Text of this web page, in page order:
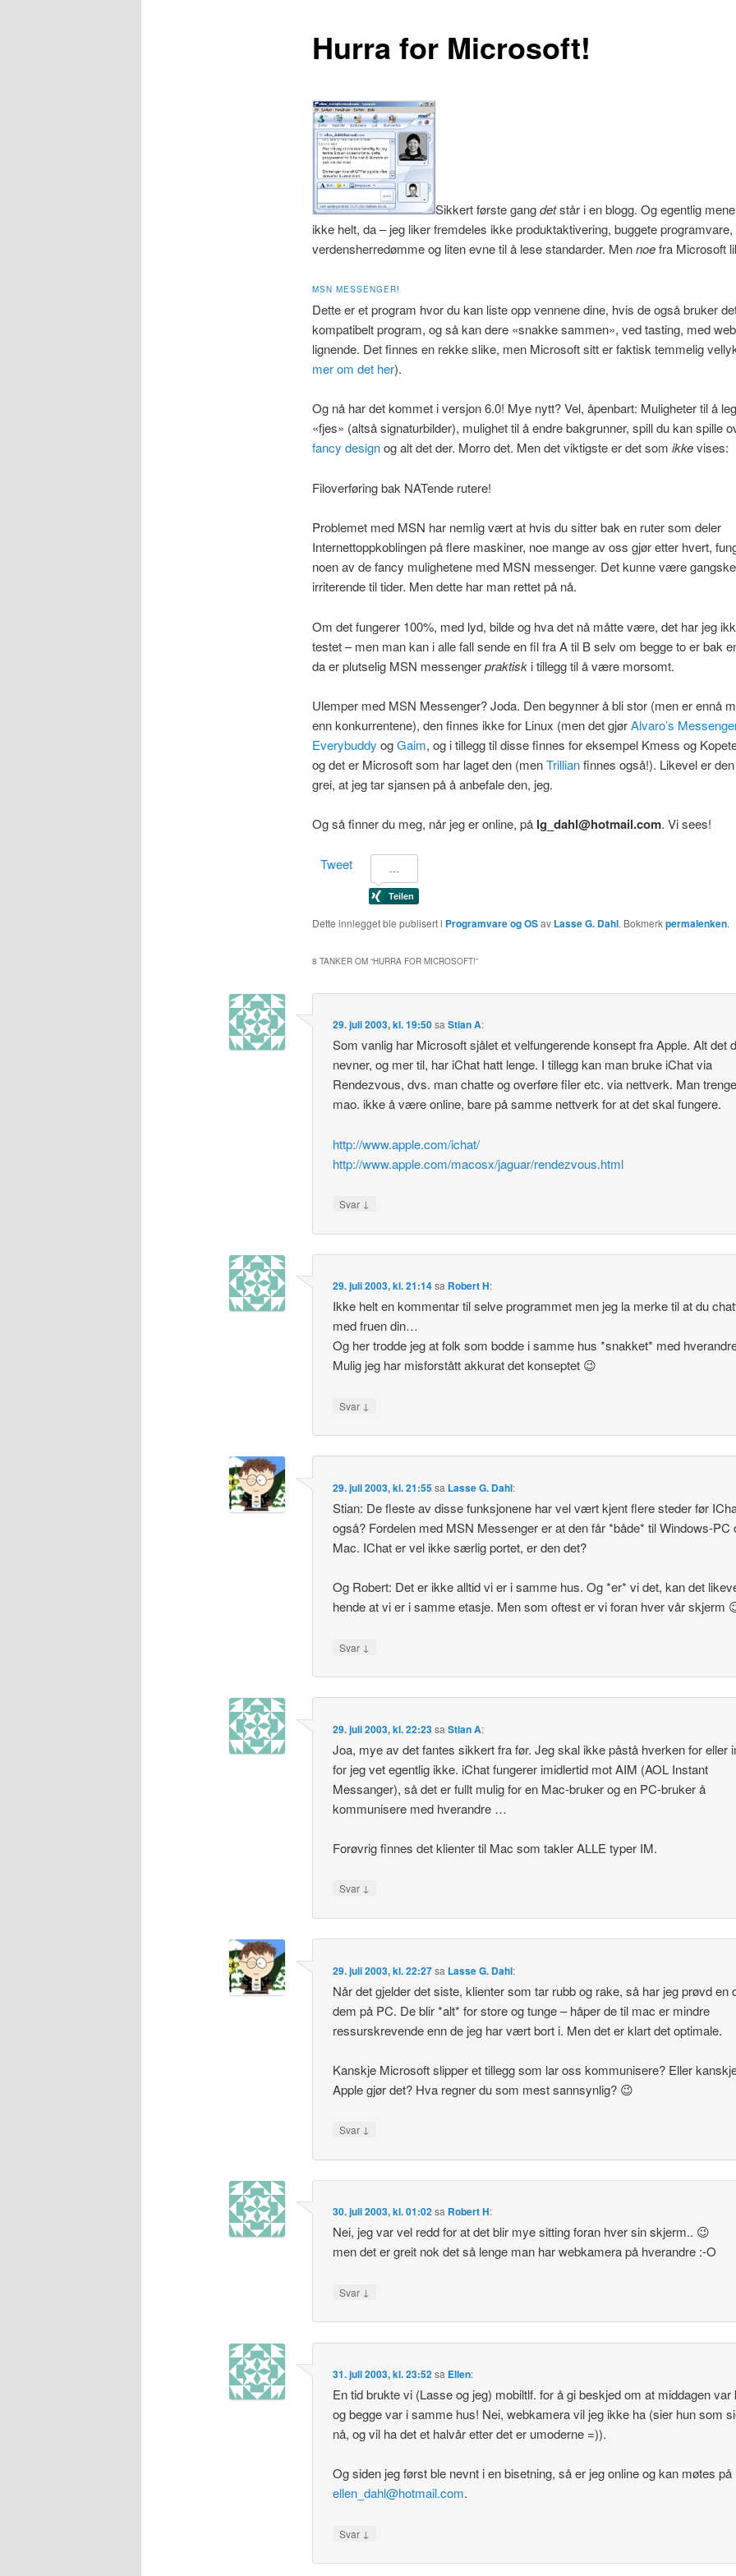
Hurra for Microsoft!
Sikkert første gangdetstår i en blogg. Og egentlig
ikke helt, da – jeg liker fremdeles ikke produktaktivering, buggete programvare,
verdensherredømme og liten evne til å lese standarder. Mennoefra Microsoft
MSN MESSENGER!
Dette er et program hvor du kan liste opp vennene dine, hvis de også bruker
kompatibelt program, og så kan dere «snakke sammen», ved tasting, med
lignende. Det finnes en rekke slike, men Microsoft sitt er faktisk temmelig
mer om det her).
Og nå har det kommet i versjon 6.0! Mye nytt? Vel, åpenbart: Muligheter til å
«fjes» (altså signaturbilder), mulighet til å endre bakgrunner, spill du kan spille
fancy designog alt det der. Morro det. Men det viktigste er det som ikkevises:
Filoverføring bak NATende rutere!
Problemet med MSN har nemlig vært at hvis du sitter bak en ruter som deler
Internettoppkoblingen på flere maskiner, noe mange av oss gjør etter hvert,
noen av de fancy mulighetene med MSN messenger. Det kunne være gangske
irriterende til tider. Men dette har man rettet på nå.
Om det fungerer 100%, med lyd, bilde og hva det nå måtte være, det har jeg
testet – men man kan i alle fall sende en fil fra A til B selv om begge to er bak
da er plutselig MSN messengerpraktiski tillegg til å være morsomt.
Ulemper med MSN Messenger? Joda. Den begynner å bli stor (men er ennå
enn konkurrentene), den finnes ikke for Linux (men det gjørAlvaro’s
Everybuddy ogGaim, og i tillegg til disse finnes for eksempel Kmess og
og det er Microsoft som har laget den (menTrillianfinnes også!). Likevel er
grei, at jeg tar sjansen på å anbefale den, jeg.
Og så finner du meg, når jeg er online, på lg_dahl@hotmail.com. Vi sees!
Tweet
Dette innlegget ble publisert i Programvare og OSav Lasse G. Dahl. Bokmerkpermalenken.
8 TANKER OM “HURRA FOR MICROSOFT!”
29. juli 2003, kl. 19:50saStian A:
Som vanlig har Microsoft sjålet et velfungerende konsept fra Apple. Alt det
nevner, og mer til, har iChat hatt lenge. I tillegg kan man bruke iChat via
Rendezvous, dvs. man chatte og overføre filer etc. via nettverk. Man
mao. ikke å være online, bare på samme nettverk for at det skal fungere.
http://www.apple.com/ichat/
http://www.apple.com/macosx/jaguar/rendezvous.html
Svar ↓
29. juli 2003, kl. 21:14sa Robert H:
Ikke helt en kommentar til selve programmet men jeg la merke til at du
med fruen din…
Og her trodde jeg at folk som bodde i samme hus *snakket* med
Mulig jeg har misforstått akkurat det konseptet 😉
Svar ↓
29. juli 2003, kl. 21:55sa Lasse G. Dahl:
Stian: De fleste av disse funksjonene har vel vært kjent flere steder før
også? Fordelen med MSN Messenger er at den får *både* til Windows-PC
Mac. IChat er vel ikke særlig portet, er den det?
Og Robert: Det er ikke alltid vi er i samme hus. Og *er* vi det, kan det
hende at vi er i samme etasje. Men som oftest er vi foran hver vår skjerm
Svar ↓
29. juli 2003, kl. 22:23sa Stian A:
Joa, mye av det fantes sikkert fra før. Jeg skal ikke påstå hverken for eller
for jeg vet egentlig ikke. iChat fungerer imidlertid mot AIM (AOL Instant
Messanger), så det er fullt mulig for en Mac-bruker og en PC-bruker å
kommunisere med hverandre …
Forøvrig finnes det klienter til Mac som takler ALLE typer IM.
Svar ↓
29. juli 2003, kl. 22:27sa Lasse G. Dahl:
Når det gjelder det siste, klienter som tar rubb og rake, så har jeg prøvd en
dem på PC. De blir *alt* for store og tunge – håper de til mac er mindre
ressurskrevende enn de jeg har vært bort i. Men det er klart det optimale.
Kanskje Microsoft slipper et tillegg som lar oss kommunisere? Eller
Apple gjør det? Hva regner du som mest sannsynlig? 😉
Svar ↓
30. juli 2003, kl. 01:02sa Robert H:
Nei, jeg var vel redd for at det blir mye sitting foran hver sin skjerm.. 😉
men det er greit nok det så lenge man har webkamera på hverandre :-O
Svar ↓
31. juli 2003, kl. 23:52sa Ellen:
En tid brukte vi (Lasse og jeg) mobiltlf. for å gi beskjed om at middagen var
og begge var i samme hus! Nei, webkamera vil jeg ikke ha (sier hun som
nå, og vil ha det et halvår etter det er umoderne =)).
Og siden jeg først ble nevnt i en bisetning, så er jeg online og kan møtes på
ellen_dahl@hotmail.com.
Svar ↓